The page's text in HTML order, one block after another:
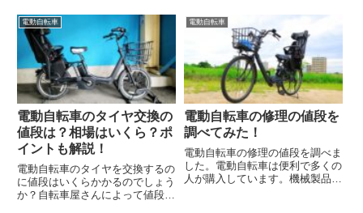
られる前に防止対策を！
は決してしないようにしましょ
う。
電動自転車
電動自転車のタイヤ交換の
値段は？相場はいくら？ポ
イントも解説！
電動自転車のタイヤを交換するの
に値段はいくらかかるのでしょう
か？自転車屋さんによって値段が
電動自転車
電動自転車の修理の値段を
調べてみた！
電動自転車の修理の値段を調べま
した。電動自転車は便利で多くの
人が購入しています。機械製品で